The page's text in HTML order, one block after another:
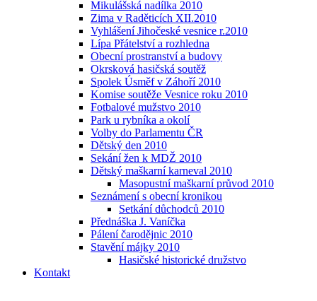
Mikulášská nadílka 2010
Zima v Raděticích XII.2010
Vyhlášení Jihočeské vesnice r.2010
Lípa Přátelství a rozhledna
Obecní prostranství a budovy
Okrsková hasičská soutěž
Spolek Úsměf v Záhoří 2010
Komise soutěže Vesnice roku 2010
Fotbalové mužstvo 2010
Park u rybníka a okolí
Volby do Parlamentu ČR
Dětský den 2010
Sekání žen k MDŽ 2010
Dětský maškarní karneval 2010
Masopustní maškarní průvod 2010
Seznámení s obecní kronikou
Setkání důchodců 2010
Přednáška J. Vaníčka
Pálení čarodějnic 2010
Stavění májky 2010
Hasičské historické družstvo
Kontakt